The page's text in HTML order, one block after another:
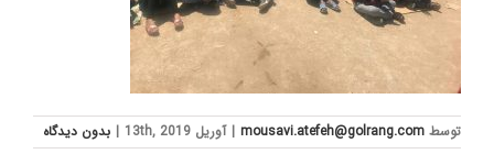
توسط mousavi.atefeh@golrang.com
| آوریل 13th, 2019 | بدون ديدگاه